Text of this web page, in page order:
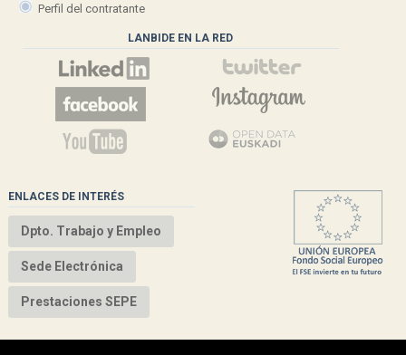
Perfil del contratante
LANBIDE EN LA RED
ENLACES DE INTERÉS
Dpto. Trabajo y Empleo
Sede Electrónica
Prestaciones SEPE